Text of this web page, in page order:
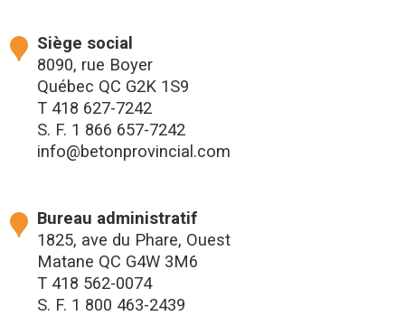
Siège social
8090, rue Boyer
Québec QC G2K 1S9
T 418 627-7242
S. F. 1 866 657-7242
info@betonprovincial.com
Bureau administratif
1825, ave du Phare, Ouest
Matane QC G4W 3M6
T 418 562-0074
S. F. 1 800 463-2439